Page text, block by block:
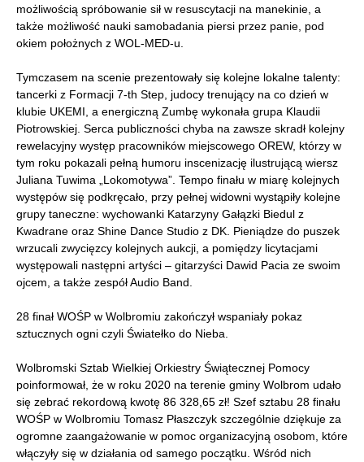
możliwością spróbowanie sił w resuscytacji na manekinie, a
także możliwość nauki samobadania piersi przez panie, pod
okiem położnych z WOL-MED-u.
Tymczasem na scenie prezentowały się kolejne lokalne talenty:
tancerki z Formacji 7-th Step, judocy trenujący na co dzień w
klubie UKEMI, a energiczną Zumbę wykonała grupa Klaudii
Piotrowskiej. Serca publiczności chyba na zawsze skradł kolejny
rewelacyjny występ pracowników miejscowego OREW, którzy w
tym roku pokazali pełną humoru inscenizację ilustrującą wiersz
Juliana Tuwima „Lokomotywa”. Tempo finału w miarę kolejnych
występów się podkręcało, przy pełnej widowni wystąpiły kolejne
grupy taneczne: wychowanki Katarzyny Gałązki Biedul z
Kwadrane oraz Shine Dance Studio z DK. Pieniądze do puszek
wrzucali zwycięzcy kolejnych aukcji, a pomiędzy licytacjami
występowali następni artyści – gitarzyści Dawid Pacia ze swoim
ojcem, a także zespół Audio Band.
28 finał WOŚP w Wolbromiu zakończył wspaniały pokaz
sztucznych ogni czyli Światełko do Nieba.
Wolbromski Sztab Wielkiej Orkiestry Świątecznej Pomocy
poinformował, że w roku 2020 na terenie gminy Wolbrom udało
się zebrać rekordową kwotę 86 328,65 zł! Szef sztabu 28 finału
WOŚP w Wolbromiu Tomasz Płaszczyk szczególnie dziękuje za
ogromne zaangażowanie w pomoc organizacyjną osobom, które
włączyły się w działania od samego początku. Wśród nich